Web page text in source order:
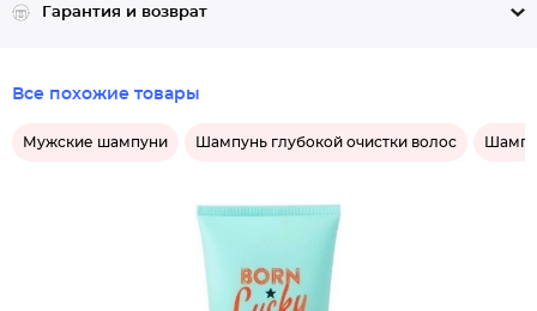
Гарантия и возврат
Все похожие товары
Мужские шампуни Шампунь глубокой очистки волос